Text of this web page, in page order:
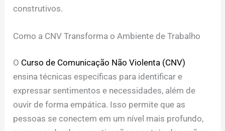
construtivos.
Como a CNV Transforma o Ambiente de Trabalho
O Curso de Comunicação Não Violenta (CNV)
ensina técnicas específicas para identificar e
expressar sentimentos e necessidades, além de
ouvir de forma empática. Isso permite que as
pessoas se conectem em um nível mais profundo,